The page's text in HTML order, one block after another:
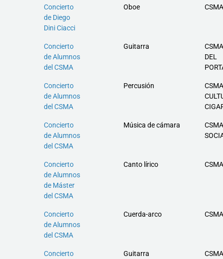
Concierto
de Diego
Dini Ciacci
Oboe
Concierto
de Alumnos
del CSMA
Guitarra
DEL
Concierto
de Alumnos
del CSMA
Percusión
Concierto
de Alumnos
del CSMA
Música de cámara
Concierto
de Alumnos
de Máster
del CSMA
Canto lírico
Concierto
de Alumnos
del CSMA
Cuerda-arco
Concierto
Guitarra